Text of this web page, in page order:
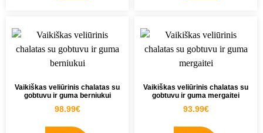
Vaikiškas veliūrinis chalatas su
gobtuvu ir guma berniukui
98.99€
Vaikiškas veliūrinis chalatas su
gobtuvu ir guma mergaitei
93.99€